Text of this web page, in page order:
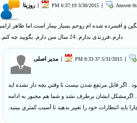
روزیتا 3/30/2015 6:37:19 PM Answer
و افسرده شده ام روحم بسیار بیمار است.اما ظاهر
دارم..فرزندی ندارم..24 سال سن دارم..بگویید چه کنم...
مدیر اصلی 5/31/2015 8:33:37 PM
قابل مرتفع شدن نيست تا وقتي بچه دار نشده ايد
اگرمشكل ايشان برطرف نشد و شما هم مجبور به ادامه
بايد انتظارات خود را تغيير بدهيد تا آسيب كمتري ببينيد.